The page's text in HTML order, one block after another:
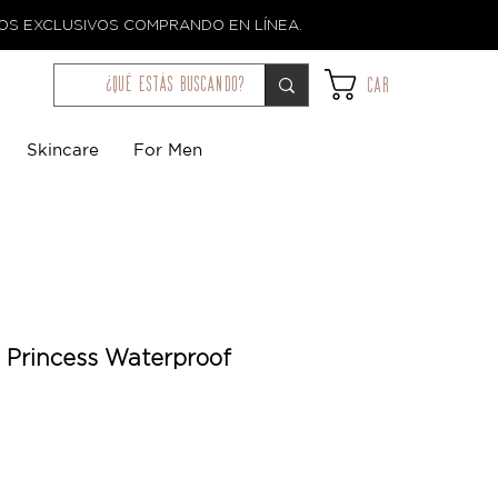
EXCLUSIVOS COMPRANDO EN LÍNEA.
¿qué estás buscando? Car
Skincare For Men
Princess Waterproof